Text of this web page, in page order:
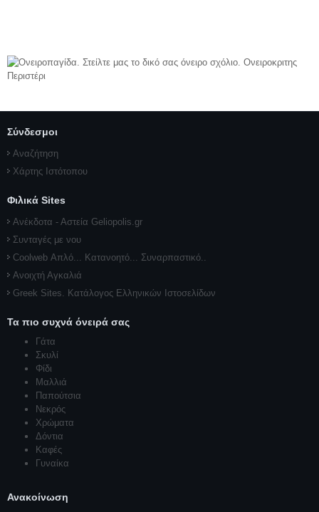
Σύνδεσμοι
Αναζήτηση
Χάρτης Ιστότοπου
Φιλικά Sites
Ανέκδοτα - Αστεία Geliopolis.gr
Συνταγές με νου
Coolweb Απλό... Κατανοητό... Συναρπαστικό..
Ανοιχτή Αγκαλιά
Greek Sites. Κατάλογος Ελληνικών Ιστοσελίδων
Τα πιο συχνά όνειρά σας
Γάτα
Σκυλί
Φίδι
Μαλλιά
Παπούτσια
Νεκρός
Χρώματα
Δόντια
Καφές
Γυναίκα
Ανακοίνωση